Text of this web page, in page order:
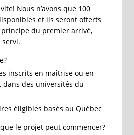
Nous n’avons que 100
et ils seront offerts
du premier arrivé,
inscrits en maîtrise ou en
dans des universités du
éligibles basés au Québec
le projet peut commencer?